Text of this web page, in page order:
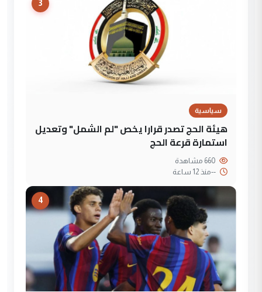
3
سياسية
هيئة الحج تصدر قرارا يخص "لم الشمل" وتعديل
استمارة قرعة الحج
--منذ 12 ساعة
4